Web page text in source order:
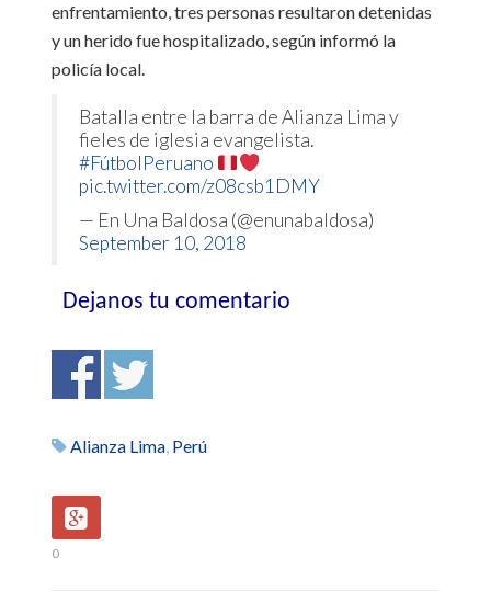
enfrentamiento, tres personas resultaron detenidas
y un herido fue hospitalizado, según informó la
policía local.
Batalla entre la barra de Alianza Lima y
fieles de iglesia evangelista.
#FútbolPeruano
pic.twitter.com/z08csb1DMY
— En Una Baldosa (@enunabaldosa)
September 10, 2018
Dejanos tu comentario
Alianza Lima, Perú
0